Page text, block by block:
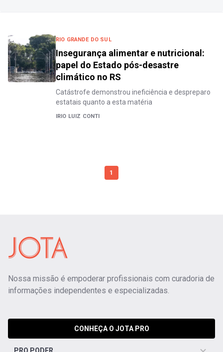
RIO GRANDE DO SUL
Insegurança alimentar e nutricional:
papel do Estado pós-desastre
climático no RS
Catástrofe demonstrou ineficiência e despreparo
estatais quanto a esta matéria
IRIO LUIZ CONTI
1
Nossa missão é empoderar profissionais com curadoria de
informações independentes e especializadas.
CONHEÇA O JOTA PRO